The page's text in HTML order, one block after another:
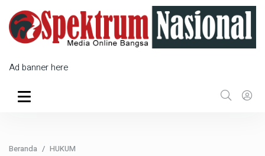
Ad banner here
Beranda
HUKUM